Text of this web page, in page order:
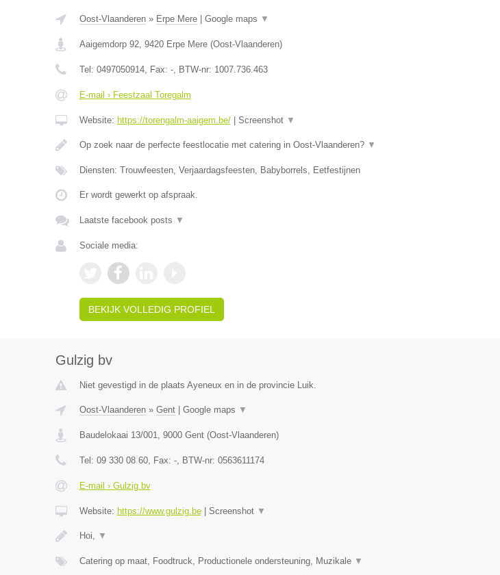
Oost-Vlaanderen» Erpe Mere| Google maps ▼
Aaigemdorp 92, 9420 Erpe Mere(Oost-Vlaanderen)
Tel: 0497050914, Fax: -, BTW-nr: 1007.736.463
E-mail › Feestzaal Toregalm
Website: https://torengalm-aaigem.be/| Screenshot ▼
Op zoek naar de perfecte feestlocatie met catering in Oost-Vlaanderen? ▼
Diensten: Trouwfeesten, Verjaardagsfeesten, Babyborrels, Eetfestijnen
Er wordt gewerkt op afspraak.
Laatste facebook posts ▼
Sociale media:
BEKIJK VOLLEDIG PROFIEL
Gulzig bv
Niet gevestigd in de plaats Ayeneux en in de provincie Luik.
Oost-Vlaanderen» Gent| Google maps ▼
Baudelokaai 13/001, 9000 Gent(Oost-Vlaanderen)
Tel: 09 330 08 60, Fax: -, BTW-nr: 0563611174
E-mail › Gulzig bv
Website: https://www.gulzig.be| Screenshot ▼
Hoi, ▼
Catering op maat, Foodtruck, Productionele ondersteuning, Muzikale ▼